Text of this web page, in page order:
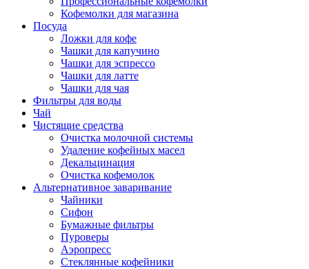
Кофемолки для магазина
Посуда
Ложки для кофе
Чашки для капучино
Чашки для эспрессо
Чашки для латте
Чашки для чая
Фильтры для воды
Чай
Чистящие средства
Очистка молочной системы
Удаление кофейных масел
Декальцинация
Очистка кофемолок
Альтернативное заваривание
Чайники
Сифон
Бумажные фильтры
Пуроверы
Аэропресс
Стеклянные кофейники